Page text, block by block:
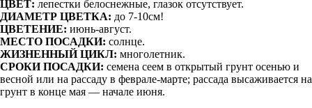
ЦВЕТ: лепестки белоснежные, глазок отсутствует.
ДИАМЕТР ЦВЕТКА: до 7-10см!
ЦВЕТЕНИЕ: июнь-август.
МЕСТО ПОСАДКИ: солнце.
ЖИЗНЕННЫЙ ЦИКЛ: многолетник.
СРОКИ ПОСАДКИ: семена сеем в открытый грунт осенью и
весной или на рассаду в феврале-марте; рассада высаживается на
грунт в конце мая — начале июня.